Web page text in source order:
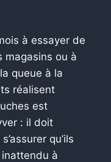
à essayer de
magasins ou à
queue à la
réalisent
est
: il doit
qu’ils
à